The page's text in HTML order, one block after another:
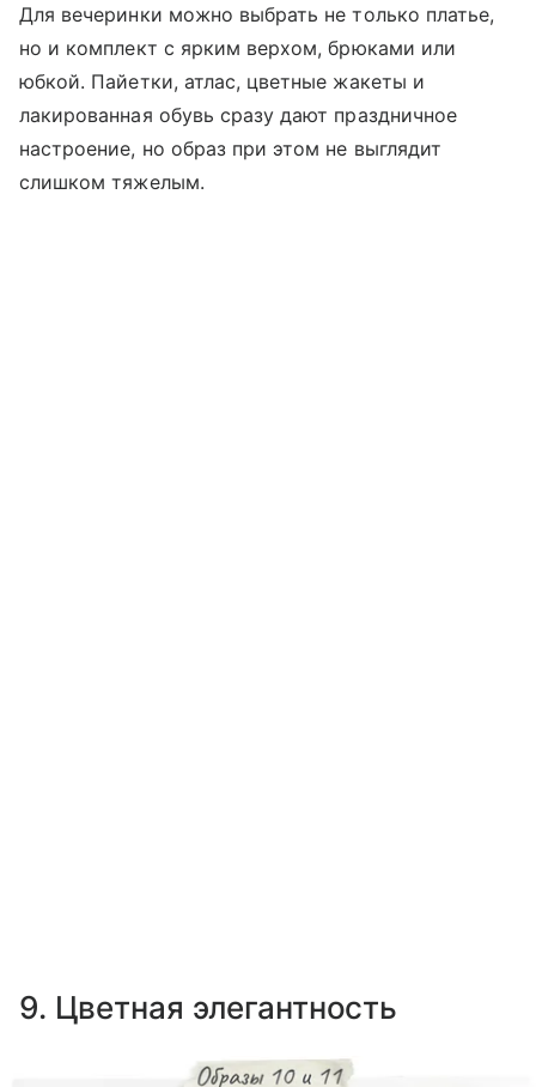
Для вечеринки можно выбрать не только платье,
но и комплект с ярким верхом, брюками или
юбкой. Пайетки, атлас, цветные жакеты и
лакированная обувь сразу дают праздничное
настроение, но образ при этом не выглядит
слишком тяжелым.
9. Цветная элегантность